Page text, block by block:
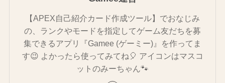
【APEX自己紹介カード作成ツール】でおなじみ
の、ランクやモードを指定してゲーム友だちを募
集できるアプリ『Gamee (ゲーミー)』を作ってま
す😉 よかったら使ってみてね🎈 アイコンはマスコ
ットのみーちゃん🐾